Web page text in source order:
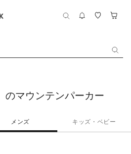
のマウンテンパーカー
メンズ キッズ・ベビー